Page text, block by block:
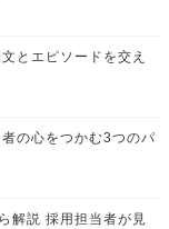
とエピソードを交え
の心をつかむ3つのパ
解説 採用担当者が見